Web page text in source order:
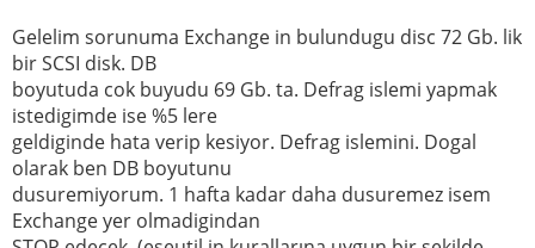
Gelelim sorunuma Exchange in bulundugu disc 72 Gb. lik
bir SCSI disk. DB
boyutuda cok buyudu 69 Gb. ta. Defrag islemi yapmak
istedigimde ise %5 lere
geldiginde hata verip kesiyor. Defrag islemini. Dogal
olarak ben DB boyutunu
dusuremiyorum. 1 hafta kadar daha dusuremez isem
Exchange yer olmadigindan